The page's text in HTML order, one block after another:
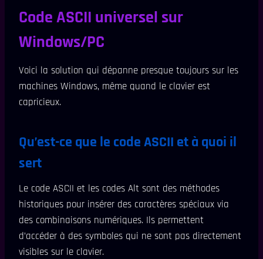
Code ASCII universel sur
Windows/PC
Voici la solution qui dépanne presque toujours sur les
machines Windows, même quand le clavier est
capricieux.
Qu’est-ce que le code ASCII et à quoi il
sert
Le code ASCII et les codes Alt sont des méthodes
historiques pour insérer des caractères spéciaux via
des combinaisons numériques. Ils permettent
d’accéder à des symboles qui ne sont pas directement
visibles sur le clavier.